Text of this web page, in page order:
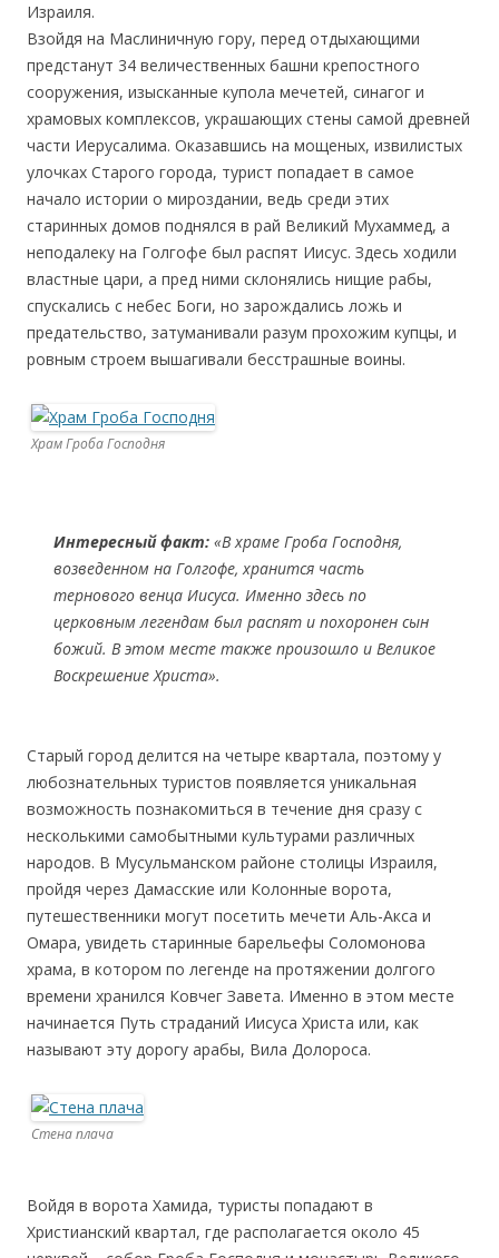
Израиля.
Взойдя на Маслиничную гору, перед отдыхающими
предстанут 34 величественных башни крепостного
сооружения, изысканные купола мечетей, синагог и
храмовых комплексов, украшающих стены самой древней
части Иерусалима. Оказавшись на мощеных, извилистых
улочках Старого города, турист попадает в самое
начало истории о мироздании, ведь среди этих
старинных домов поднялся в рай Великий Мухаммед, а
неподалеку на Голгофе был распят Иисус. Здесь ходили
властные цари, а пред ними склонялись нищие рабы,
спускались с небес Боги, но зарождались ложь и
предательство, затуманивали разум прохожим купцы, и
ровным строем вышагивали бесстрашные воины.
Храм Гроба Господня
Интересный факт: «В храме Гроба Господня,
возведенном на Голгофе, хранится часть
тернового венца Иисуса. Именно здесь по
церковным легендам был распят и похоронен сын
божий. В этом месте также произошло и Великое
Воскрешение Христа».
Старый город делится на четыре квартала, поэтому у
любознательных туристов появляется уникальная
возможность познакомиться в течение дня сразу с
несколькими самобытными культурами различных
народов. В Мусульманском районе столицы Израиля,
пройдя через Дамасские или Колонные ворота,
путешественники могут посетить мечети Аль-Акса и
Омара, увидеть старинные барельефы Соломонова
храма, в котором по легенде на протяжении долгого
времени хранился Ковчег Завета. Именно в этом месте
начинается Путь страданий Иисуса Христа или, как
называют эту дорогу арабы, Вила Долороса.
Стена плача
Войдя в ворота Хамида, туристы попадают в
Христианский квартал, где располагается около 45